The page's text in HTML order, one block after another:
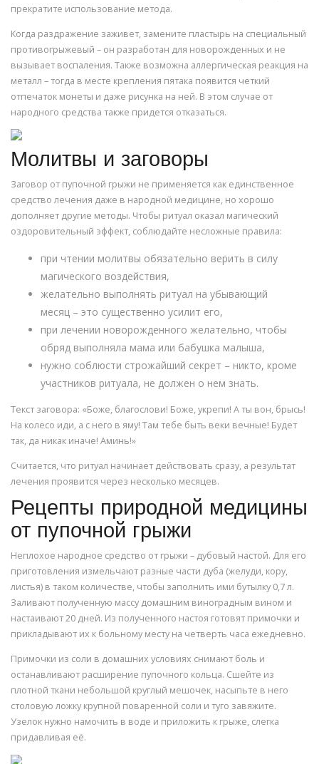
прекратите использование метода.
Когда раздражение заживет, замените пластырь на специальный
противогрыжевый – он разработан для новорожденных и не
вызывает воспаления. Также возможна аллергическая реакция на
металл – тогда в месте крепления пятака появится четкий
отпечаток монеты и даже рисунка на ней. В этом случае от
народного средства также придется отказаться.
Молитвы и заговоры
Заговор от пупочной грыжи не применяется как единственное
средство лечения даже в народной медицине, но хорошо
дополняет другие методы. Чтобы ритуал оказал магический
оздоровительный эффект, соблюдайте несложные правила:
при чтении молитвы обязательно верить в силу
магического воздействия,
желательно выполнять ритуал на убывающий
месяц – это существенно усилит его,
при лечении новорожденного желательно, чтобы
обряд выполняла мама или бабушка малыша,
нужно соблюсти строжайший секрет – никто, кроме
участников ритуала, не должен о нем знать.
Текст заговора: «Боже, благослови! Боже, укрепи! А ты вон, брысь!
На колесо иди, а с него в яму! Там тебе быть веки вечные! Будет
так, да никак иначе! Аминь!»
Считается, что ритуал начинает действовать сразу, а результат
лечения проявится через несколько месяцев.
Рецепты природной медицины
от пупочной грыжи
Неплохое народное средство от грыжи – дубовый настой. Для его
приготовления измельчают разные части дуба (желуди, кору,
листья) в таком количестве, чтобы заполнить ими бутылку 0,7 л.
Заливают полученную массу домашним виноградным вином и
настаивают 20 дней. Из полученного настоя готовят примочки и
прикладывают их к больному месту на четверть часа ежедневно.
Примочки из соли в домашних условиях снимают боль и
останавливают расширение пупочного кольца. Сшейте из
плотной ткани небольшой круглый мешочек, насыпьте в него
столовую ложку крупной поваренной соли и туго завяжите.
Узелок нужно намочить в воде и приложить к грыже, слегка
придавливая её.